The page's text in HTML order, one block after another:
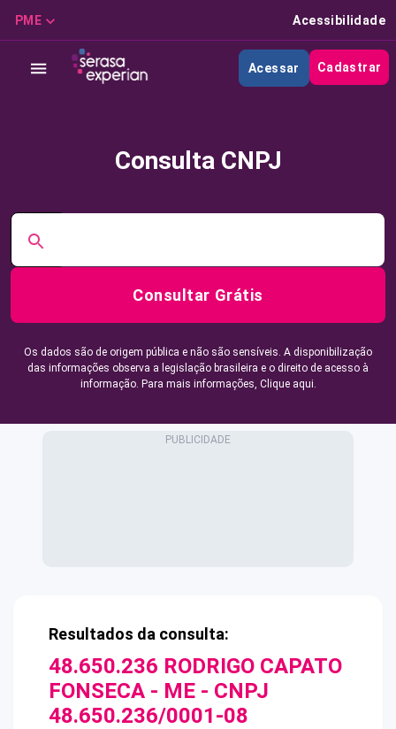
PME Acessibilidade
Acessar Cadastrar
Consulta CNPJ
Consultar Grátis
Os dados são de origem pública e não são sensíveis. A disponibilização
das informações observa a legislação brasileira e o direito de acesso à
informação. Para mais informações, Clique aqui.
Resultados da consulta:
48.650.236 RODRIGO CAPATO
FONSECA - ME - CNPJ
48.650.236/0001-08